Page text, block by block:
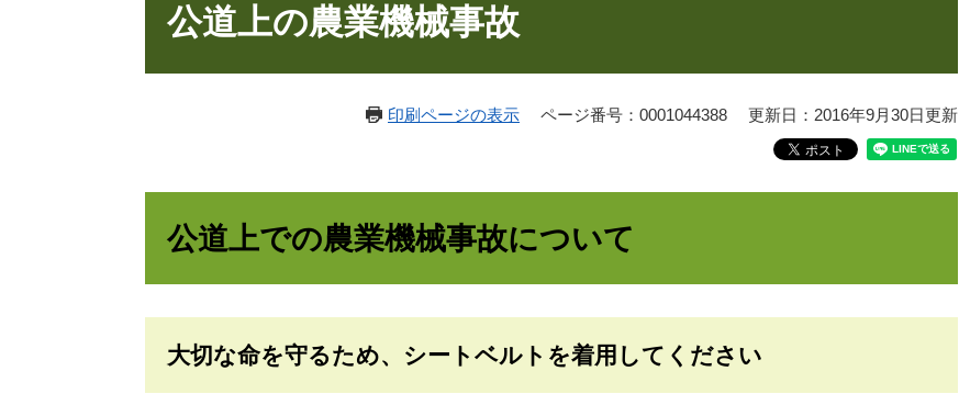
公道上の農業機械事故
印刷ページの表示 ページ番号：0001044388 更新日：2016年9月30日更新
公道上での農業機械事故について
大切な命を守るため、シートベルトを着用してください